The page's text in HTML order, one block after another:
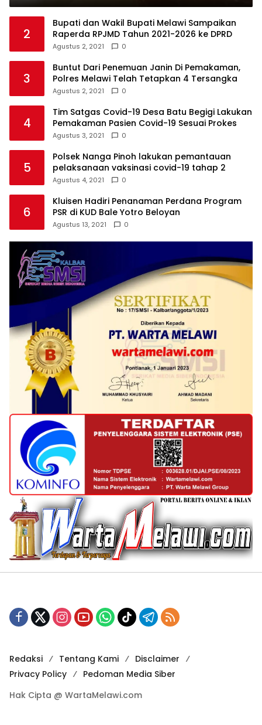
2
Bupati dan Wakil Bupati Melawi Sampaikan
Raperda RPJMD Tahun 2021-2026 ke DPRD
Agustus 2, 2021 0
3
Buntut Dari Penemuan Janin Di Pemakaman,
Polres Melawi Telah Tetapkan 4 Tersangka
Agustus 2, 2021 0
4
Tim Satgas Covid-19 Desa Batu Begigi Lakukan
Pemakaman Pasien Covid-19 Sesuai Prokes
Agustus 3, 2021 0
5
Polsek Nanga Pinoh lakukan pemantauan
pelaksanaan vaksinasi covid-19 tahap 2
Agustus 4, 2021 0
6
Kluisen Hadiri Penanaman Perdana Program
PSR di KUD Bale Yotro Beloyan
Agustus 13, 2021 0
Redaksi Tentang Kami
Disclaimer
Privacy Policy
Pedoman Media Siber
Hak Cipta @ WartaMelawi.com